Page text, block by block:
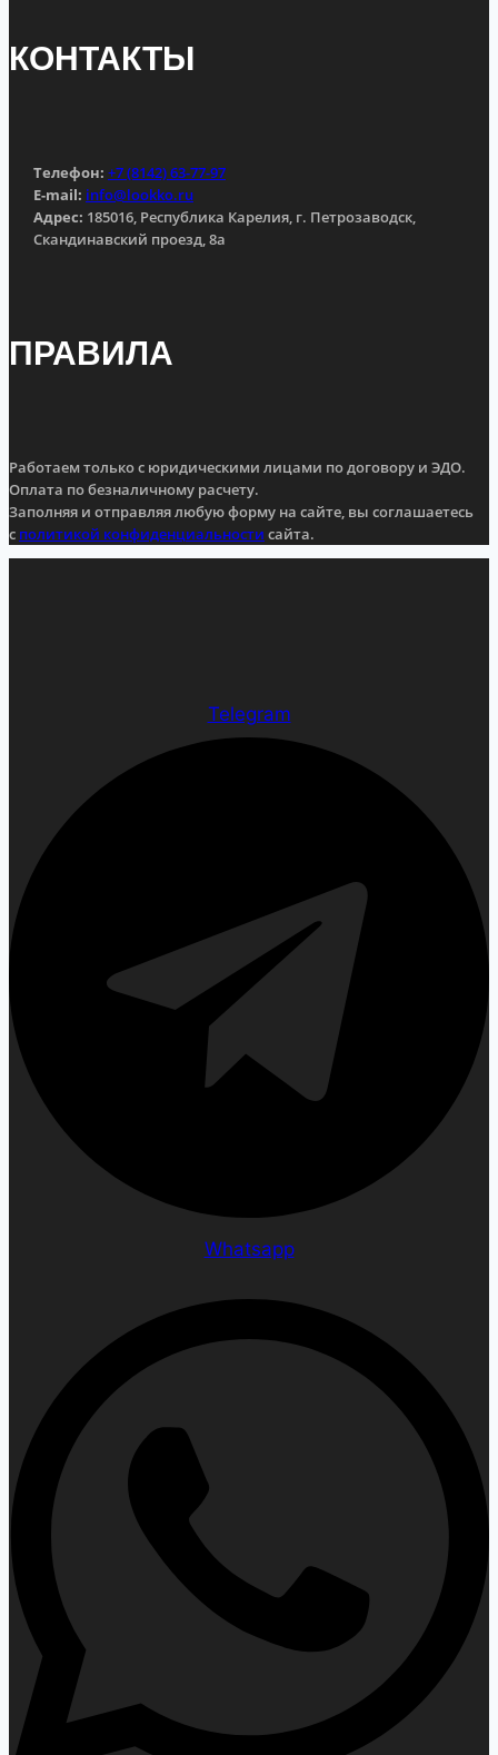
КОНТАКТЫ
Телефон: +7 (8142) 63-77-97
E-mail: info@lookko.ru
Адрес: 185016, Республика Карелия, г. Петрозаводск,
Скандинавский проезд, 8а
ПРАВИЛА
Работаем только с юридическими лицами по договору и ЭДО.
Оплата по безналичному расчету.
Заполняя и отправляя любую форму на сайте, вы соглашаетесь
с политикой конфиденциальности сайта.
Telegram
Whatsapp